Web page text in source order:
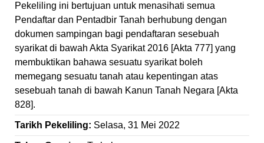
Pekeliling ini bertujuan untuk menasihati semua
Pendaftar dan Pentadbir Tanah berhubung dengan
dokumen sampingan bagi pendaftaran sesebuah
syarikat di bawah Akta Syarikat 2016 [Akta 777] yang
membuktikan bahawa sesuatu syarikat boleh
memegang sesuatu tanah atau kepentingan atas
sesebuah tanah di bawah Kanun Tanah Negara [Akta
828].
Tarikh Pekeliling: Selasa, 31 Mei 2022